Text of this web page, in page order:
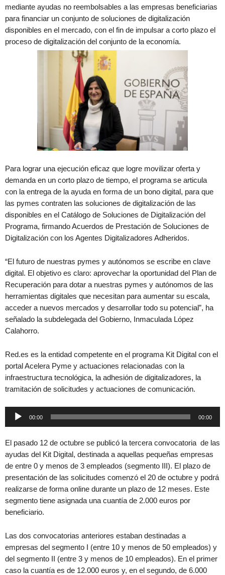
mediante ayudas no reembolsables a las empresas beneficiarias
para financiar un conjunto de soluciones de digitalización
disponibles en el mercado, con el fin de impulsar a corto plazo el
proceso de digitalización del conjunto de la economía.
Para lograr una ejecución eficaz que logre movilizar oferta y
demanda en un corto plazo de tiempo, el programa se articula
con la entrega de la ayuda en forma de un bono digital, para que
las pymes contraten las soluciones de digitalización de las
disponibles en el Catálogo de Soluciones de Digitalización del
Programa, firmando Acuerdos de Prestación de Soluciones de
Digitalización con los Agentes Digitalizadores Adheridos.
“El futuro de nuestras pymes y autónomos se escribe en clave
digital. El objetivo es claro: aprovechar la oportunidad del Plan de
Recuperación para dotar a nuestras pymes y autónomos de las
herramientas digitales que necesitan para aumentar su escala,
acceder a nuevos mercados y desarrollar todo su potencial”, ha
señalado la subdelegada del Gobierno, Inmaculada López
Calahorro.
Red.es es la entidad competente en el programa Kit Digital con el
portal Acelera Pyme y actuaciones relacionadas con la
infraestructura tecnológica, la adhesión de digitalizadores, la
tramitación de solicitudes y actuaciones de comunicación.
Reproductor
00:00 00:00
El pasado 12 de octubre se publicó la tercera convocatoria de las
ayudas del Kit Digital, destinada a aquellas pequeñas empresas
de entre 0 y menos de 3 empleados (segmento III). El plazo de
presentación de las solicitudes comenzó el 20 de octubre y podrá
realizarse de forma online durante un plazo de 12 meses. Este
segmento tiene asignada una cuantía de 2.000 euros por
beneficiario.
Las dos convocatorias anteriores estaban destinadas a
empresas del segmento I (entre 10 y menos de 50 empleados) y
del segmento II (entre 3 y menos de 10 empleados). En el primer
caso la cuantía es de 12.000 euros y, en el segundo, de 6.000